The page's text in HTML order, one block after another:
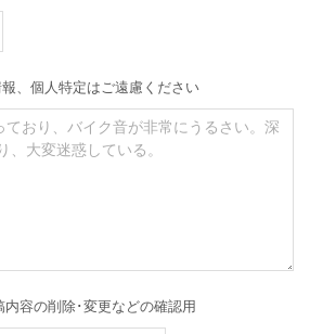
、個人特定はご遠慮ください
内容の削除･変更などの確認用